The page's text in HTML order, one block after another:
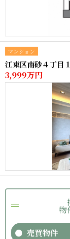
マンション
江東区南砂４丁目
3,999万円
物
売買物件